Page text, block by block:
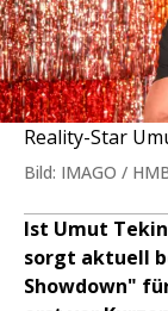
Reality-Star
Bild: IMAGO /
Ist Umut
sorgt aktuell
Showdown"